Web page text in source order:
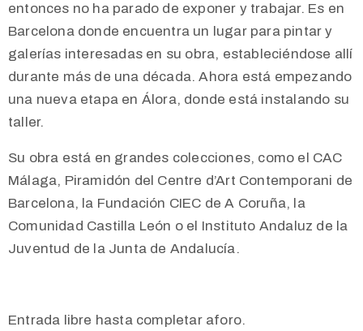
entonces no ha parado de exponer y trabajar. Es en
Barcelona donde encuentra un lugar para pintar y
galerías interesadas en su obra, estableciéndose allí
durante más de una década. Ahora está empezando
una nueva etapa en Álora, donde está instalando su
taller.
Su obra está en grandes colecciones, como el CAC
Málaga, Piramidón del Centre d’Art Contemporani de
Barcelona, la Fundación CIEC de A Coruña, la
Comunidad Castilla León o el Instituto Andaluz de la
Juventud de la Junta de Andalucía.
Entrada libre hasta completar aforo.